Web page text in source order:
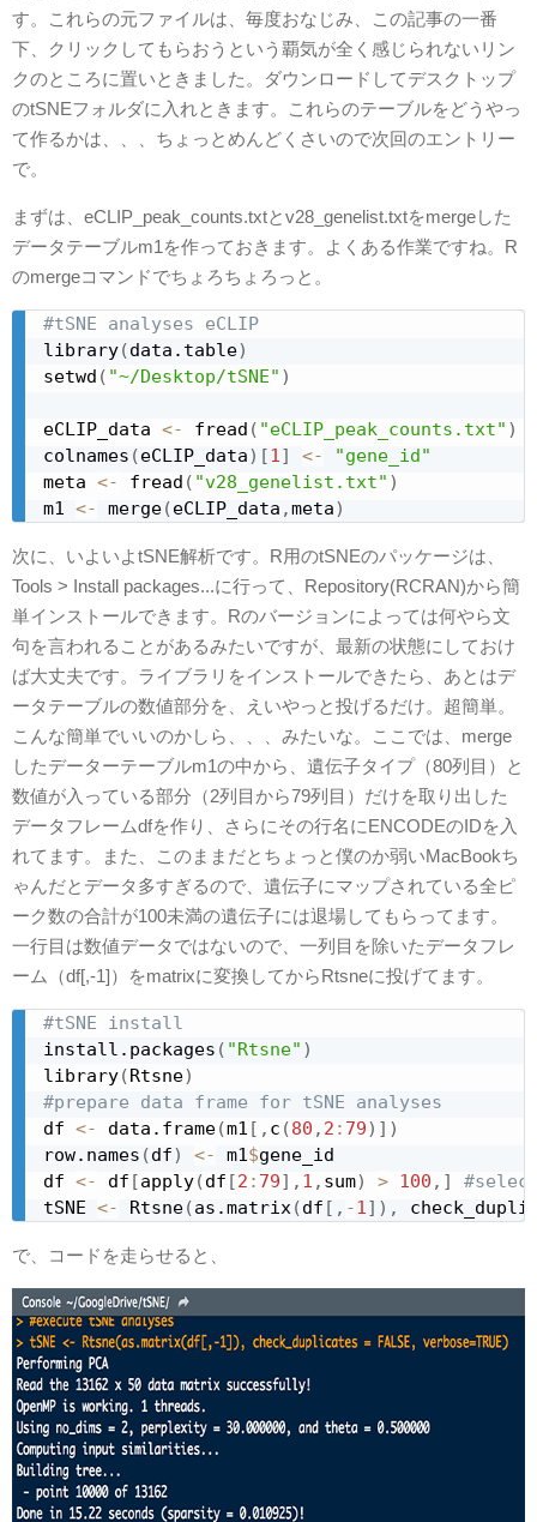
す。これらの元ファイルは、毎度おなじみ、この記事の一番
下、クリックしてもらおうという覇気が全く感じられないリン
クのところに置いときました。ダウンロードしてデスクトップ
のtSNEフォルダに入れときます。これらのテーブルをどうやっ
て作るかは、、、ちょっとめんどくさいので次回のエントリー
で。
まずは、eCLIP_peak_counts.txtとv28_genelist.txtをmergeした
データテーブルm1を作っておきます。よくある作業ですね。R
のmergeコマンドでちょろちょろっと。
#tSNE analyses eCLIP
library(data.table)
setwd ( "~/Desktop/tSNE" )
eCLIP_data <- fread ( "eCLIP_peak_counts.txt" )
colnames (eCLIP_data) [1] <-
"gene_id"
meta <- fread ( "v28_genelist.txt" )
m1 <- merge(eCLIP_data ,meta)
次に、いよいよtSNE解析です。R用のtSNEのパッケージは、
Tools > Install packages...に行って、Repository(RCRAN)から簡
単インストールできます。Rのバージョンによっては何やら文
句を言われることがあるみたいですが、最新の状態にしておけ
ば大丈夫です。ライブラリをインストールできたら、あとはデ
ータテーブルの数値部分を、えいやっと投げるだけ。超簡単。
こんな簡単でいいのかしら、、、みたいな。ここでは、merge
したデーターテーブルm1の中から、遺伝子タイプ（80列目）と
数値が入っている部分（2列目から79列目）だけを取り出した
データフレームdfを作り、さらにその行名にENCODEのIDを入
れてます。また、このままだとちょっと僕のか弱いMacBookち
ゃんだとデータ多すぎるので、遺伝子にマップされている全ピ
ーク数の合計が100未満の遺伝子には退場してもらってます。
一行目は数値データではないので、一列目を除いたデータフレ
ーム（df[,-1]）をmatrixに変換してからRtsneに投げてます。
#tSNE install
install.packages ( "Rtsne" )
library(Rtsne)
#prepare data frame for tSNE analyses
df <- data.frame(m1 [ , c (80 , 2 : 79) ] )
row.names (df) <- m1$gene_id
df <- df [apply(df [2 : 79] , 1 , sum) > 100 , ]
tSNE <- Rtsne(as.matrix(df [ , -1] ) ,
で、コードを走らせると、